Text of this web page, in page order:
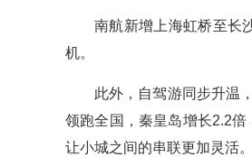
南航新增上海虹桥至长
机。
此外，自驾游同步升温
领跑全国，秦皇岛增长2.2
让小城之间的串联更加灵活。